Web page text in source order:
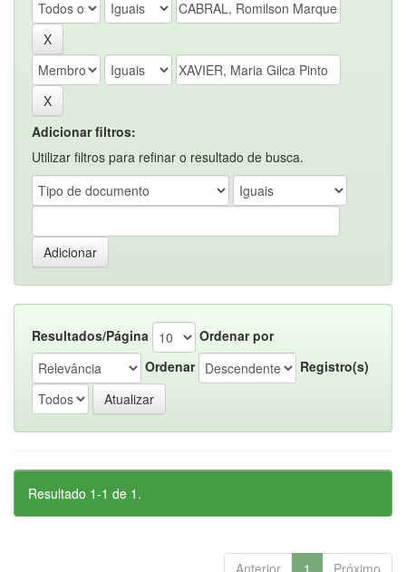
Adicionar filtros:
Utilizar filtros para refinar o resultado de busca.
Resultados/Página
Ordenar por
Ordenar
Registro(s)
Resultado 1-1 de 1.
Anterior 1 Próximo